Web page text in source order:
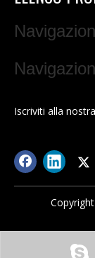
Iscriviti alla